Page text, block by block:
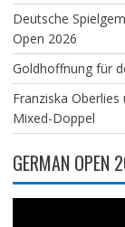
Deutsche
Open 2026
Goldhoffnung für
Franziska
Mixed-Doppel
GERMAN OPEN